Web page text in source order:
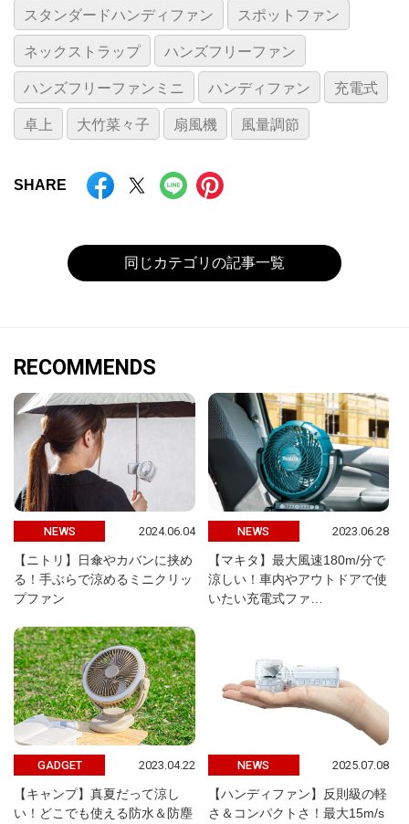
スタンダードハンディファン スポットファン
ネックストラップ ハンズフリーファン
ハンズフリーファンミニ ハンディファン 充電式
卓上 大竹菜々子 扇風機 風量調節
SHARE
同じカテゴリの記事一覧
RECOMMENDS
NEWS 2024.06.04
【ニトリ】日傘やカバンに挟め
る！手ぶらで涼めるミニクリッ
プファン
NEWS 2023.06.28
【マキタ】最大風速180m/分で
涼しい！車内やアウトドアで使
いたい充電式ファ…
GADGET 2023.04.22
【キャンプ】真夏だって涼し
い！どこでも使える防水＆防塵
NEWS 2025.07.08
【ハンディファン】反則級の軽
さ＆コンパクトさ！最大15m/s